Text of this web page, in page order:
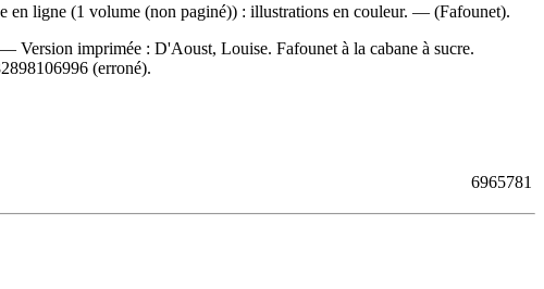
ligne (1 volume (non paginé)) : illustrations en couleur. — (Fafounet).
— Version imprimée : D'Aoust, Louise. Fafounet à la cabane à sucre.
(erroné).
6965781